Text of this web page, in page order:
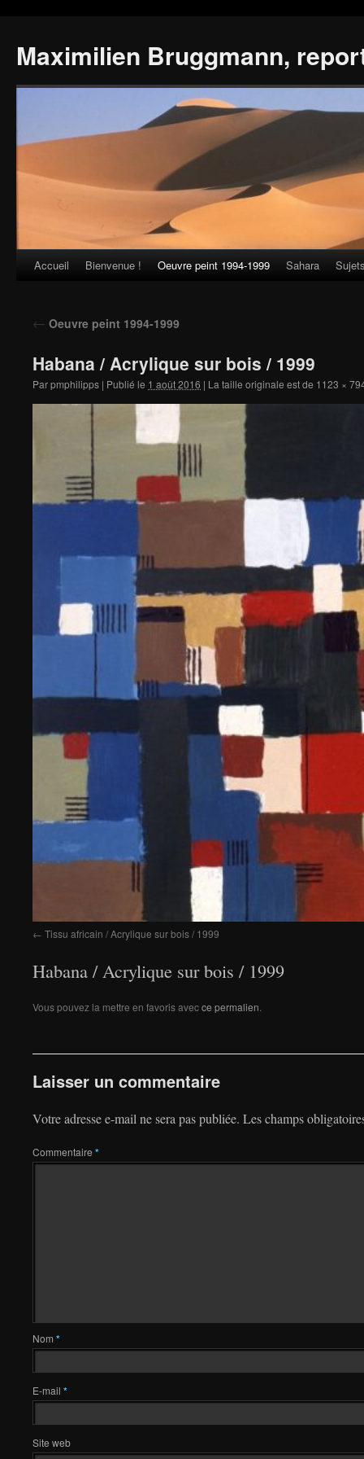
Maximilien Bruggmann,
Skip
content
Accueil Bienvenue ! Oeuvre peint 1994-1999 Sahara
← Oeuvre peint 1994-1999
Habana / Acrylique sur bois / 1999
Parpmphilipps | Publié le 1 août 2016 | La taille originale est de 1123 ×
Tissu africain / Acrylique sur bois / 1999
Habana / Acrylique sur bois / 1999
Vous pouvez la mettre en favoris avecce permalien
Laisser un commentaire
Votre adresse e-mail ne sera pas publiée. Les champs
Commentaire *
Nom *
E-mail *
Site web